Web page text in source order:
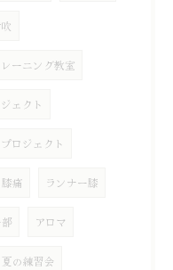
ーニング教室
ェクト
ロジェクト
膝痛 ランナー膝
アロマ
夏の練習会